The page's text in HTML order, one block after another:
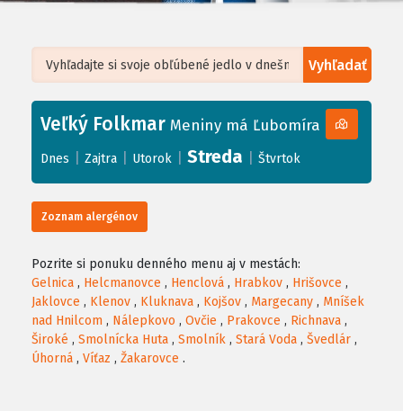
Vyhľadať
+
−
Leaflet| ©OpenStreetMap, Tiles courtesy ofHumanitarian OpenStreetMap
Veľký Folkmar Meniny má Ľubomíra
Dnes Zajtra Utorok Streda Štvrtok
Zoznam alergénov
Pozrite si ponuku denného menu aj v mestách:
Gelnica , Helcmanovce , Henclová , Hrabkov , Hrišovce ,
Jaklovce , Klenov , Kluknava , Kojšov , Margecany , Mníšek
nad Hnilcom , Nálepkovo , Ovčie , Prakovce , Richnava ,
Široké , Smolnícka Huta , Smolník , Stará Voda , Švedlár ,
Úhorná , Víťaz , Žakarovce .